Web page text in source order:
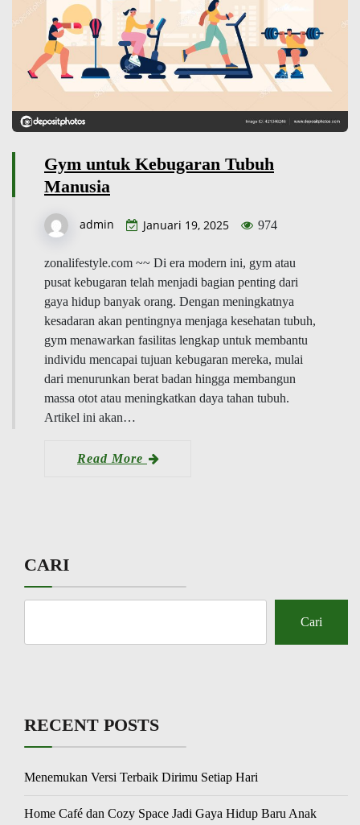
Gym untuk Kebugaran Tubuh
Manusia
admin Januari 19, 2025 974
zonalifestyle.com ~~ Di era modern ini, gym atau
pusat kebugaran telah menjadi bagian penting dari
gaya hidup banyak orang. Dengan meningkatnya
kesadaran akan pentingnya menjaga kesehatan tubuh,
gym menawarkan fasilitas lengkap untuk membantu
individu mencapai tujuan kebugaran mereka, mulai
dari menurunkan berat badan hingga membangun
massa otot atau meningkatkan daya tahan tubuh.
Artikel ini akan…
Read More
CARI
Cari
RECENT POSTS
Menemukan Versi Terbaik Dirimu Setiap Hari
Home Café dan Cozy Space Jadi Gaya Hidup Baru Anak